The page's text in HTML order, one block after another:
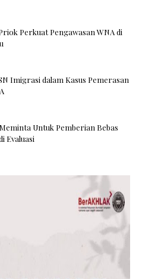
Perkuat Pengawasan WNA di
Imigrasi dalam Kasus Pemerasan
Untuk Pemberian Bebas
Evaluasi